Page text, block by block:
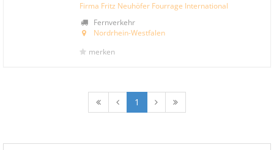
Firma Fritz Neuhöfer Fourrage International
Fernverkehr
Nordrhein-Westfalen
merken
1